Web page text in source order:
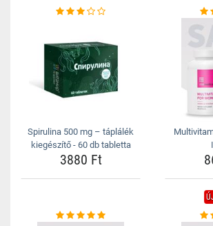
Spirulina 500 mg – táplálék
kiegészítő - 60 db tabletta
3880 Ft